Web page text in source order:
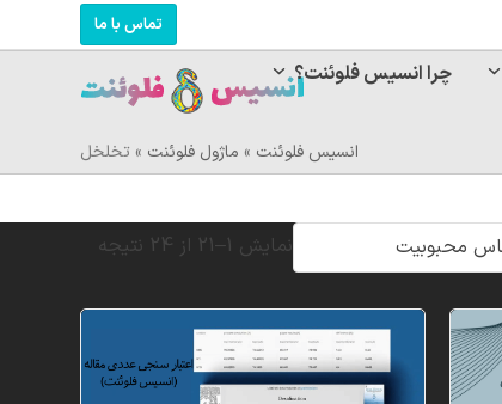
تماس با ما
چرا انسیس فلوئنت؟
انسیس فلوئنت » ماژول فلوئنت » تخلخل
نمایش 1–21 از 24 نتیجه
Sorted